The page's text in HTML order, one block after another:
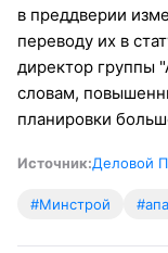
в преддверии
переводу их в
директор группы
словам,
планировки
Источник:Деловой
#Минстрой